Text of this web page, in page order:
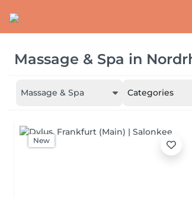
Massage & Spa in
Massage & Spa Categories
New